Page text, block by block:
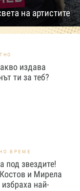
на артистите
издава
ти за теб?
ВРЕМЕ
под звездите!
и Мирела
най-